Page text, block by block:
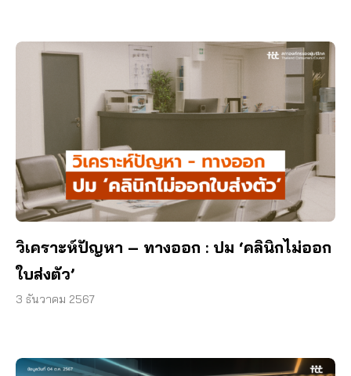
วิเคราะห์ปัญหา – ทางออก : ปม ‘คลินิกไม่ออก
ใบส่งตัว’
3 ธันวาคม 2567